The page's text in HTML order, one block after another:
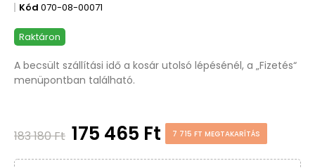
Kód 070-08-00071
Raktáron
A becsült szállítási idő a kosár utolsó lépésénél, a „Fizetés“
menüpontban található.
183 180 Ft 175 465 Ft 7 715 FT MEGTAKARÍTÁS